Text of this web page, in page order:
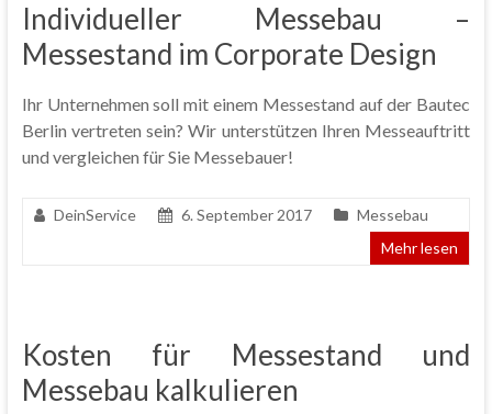
Individueller Messebau –
Messestand im Corporate Design
Ihr Unternehmen soll mit einem Messestand auf der Bautec
Berlin vertreten sein? Wir unterstützen Ihren Messeauftritt
und vergleichen für Sie Messebauer!
DeinService 6. September 2017
Messebau
Mehr lesen
Kosten für Messestand und
Messebau kalkulieren